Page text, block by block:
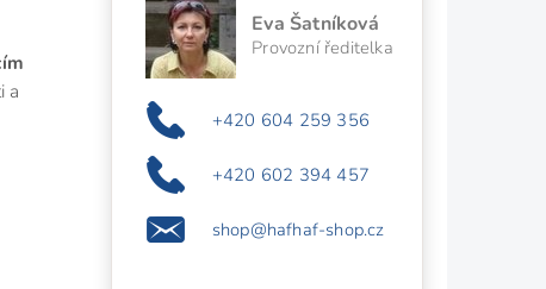
a
Eva Šatníková
Provozní ředitelka
+420 604 259 356
+420 602 394 457
shop@hafhaf-shop.cz